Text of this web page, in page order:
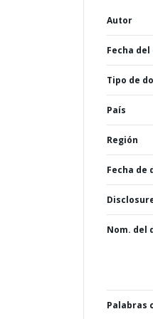
Autor
Fecha
Tipo de
País
Región
Fecha de
Nom. del
Palabras